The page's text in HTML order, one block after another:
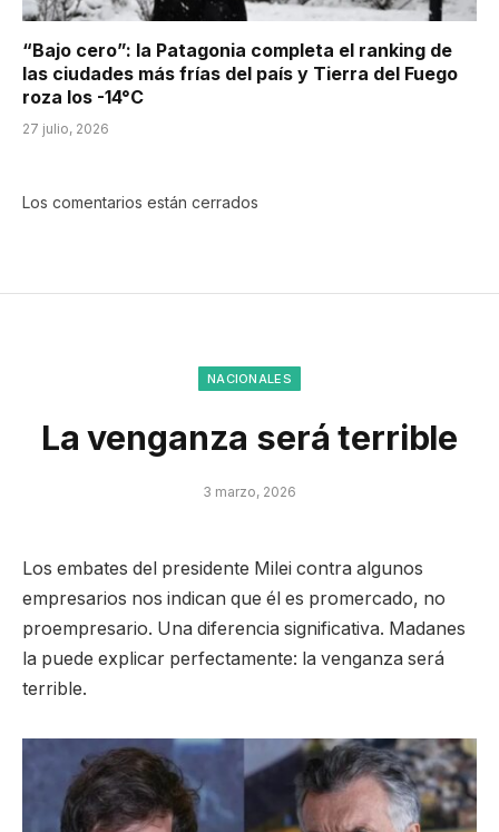
“Bajo cero”: la Patagonia completa el ranking de
las ciudades más frías del país y Tierra del Fuego
roza los -14°C
27 julio, 2026
Los comentarios están cerrados
NACIONALES
La venganza será terrible
3 marzo, 2026
Los embates del presidente Milei contra algunos
empresarios nos indican que él es promercado, no
proempresario. Una diferencia significativa. Madanes
la puede explicar perfectamente: la venganza será
terrible.